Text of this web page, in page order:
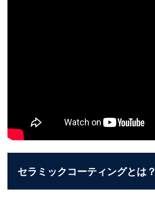
セラミックコーティングとは？